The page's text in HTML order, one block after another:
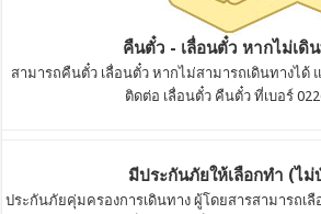
คืนตั๋ว - เลื่อนตั๋ว หากไม่เดิ
สามารถคืนตั๋ว เลื่อนตั๋ว หากไม่สามารถเดินทางได้
ติดต่อ เลื่อนตั๋ว คืนตั๋ว ที่เบอร์
มีประกันภัยให้เลือกทำ (ไม่
ประกันภัยคุ่มครองการเดินทาง ผู้โดยสารสามารถเ